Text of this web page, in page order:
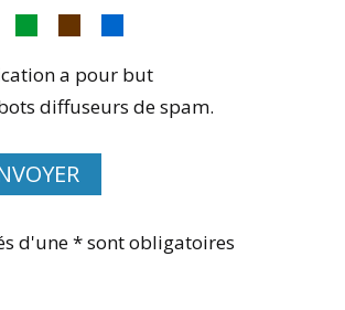
a pour but
diffuseurs de spam.
d'une * sont obligatoires